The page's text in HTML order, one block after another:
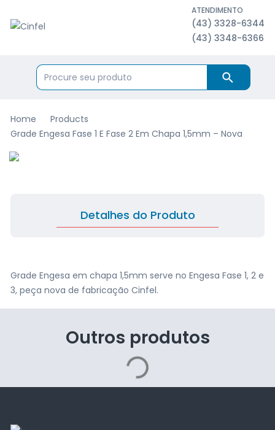
ATENDIMENTO
(43) 3328-6344
(43) 3348-6366
Home
Products
Grade Engesa Fase 1 E Fase 2 Em Chapa 1,5mm – Nova
Detalhes do Produto
Grade Engesa em chapa 1,5mm serve no Engesa Fase 1, 2 e
3, peça nova de fabricação Cinfel.
Outros produtos